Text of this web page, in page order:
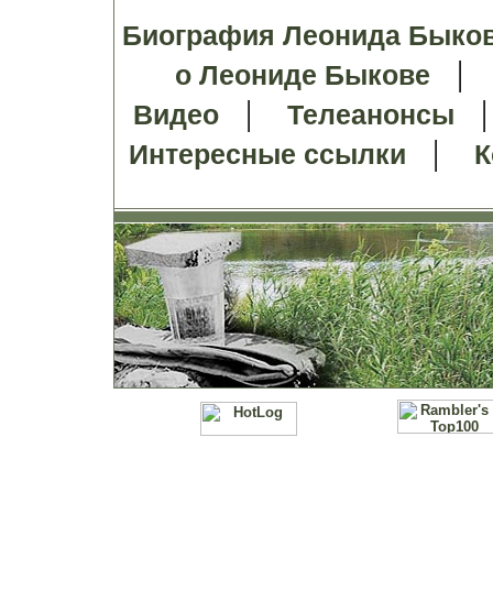
Биография Леонида
о Леониде Быкове
Видео| Телеанонсы
Интересные ссылки |